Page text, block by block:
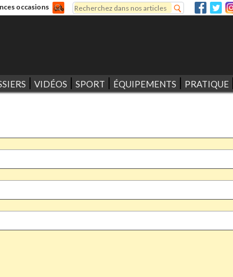
occasions
Formulaire de recherche
Rechercher
VIDÉOS SPORT ÉQUIPEMENTS PRATIQUE